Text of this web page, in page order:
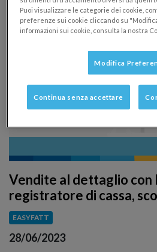
Vendite al dettaglio con
registratore di cassa,
EASYFATT
28/06/2023
Puoi visualizzare le categorie dei cookie,
preferenze sui cookie cliccando su
informazioni sui cookie, consulta la nostra
Modifica
Continua senza accettare